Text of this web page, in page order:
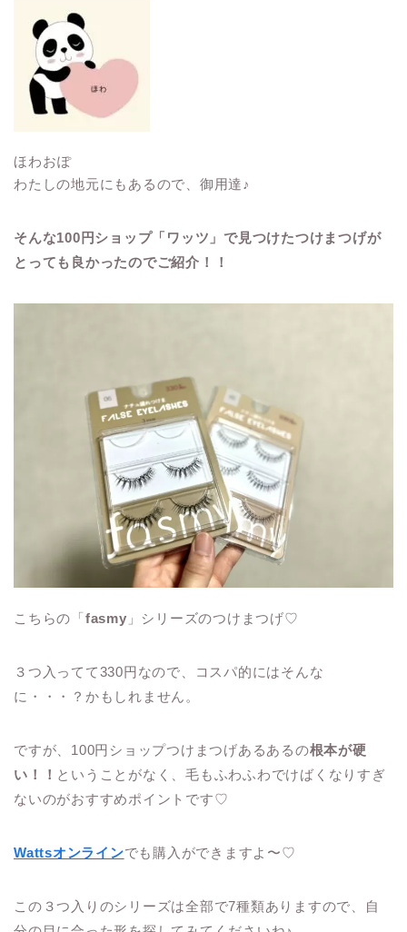
ほわおぽ
わたしの地元にもあるので、御用達♪
そんな100円ショップ「ワッツ」で見つけたつけまつげが
とっても良かったのでご紹介！！
こちらの「fasmy 」シリーズのつけまつげ♡
３つ入ってて330円なので、コスパ的にはそんな
に・・・？かもしれません。
ですが、100円ショップつけまつげあるあるの根本が硬
い！！ ということがなく、毛もふわふわでけばくなりすぎ
ないのがおすすめポイントです♡
Wattsオンラインでも購入ができますよ〜♡
この３つ入りのシリーズは全部で7種類ありますので、自